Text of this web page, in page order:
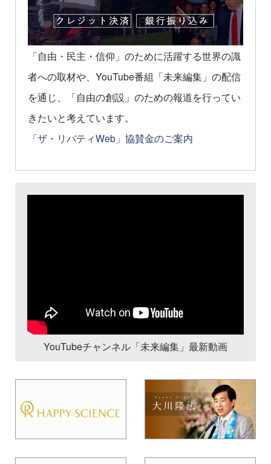
「自由・民主・信仰」のために活躍する世界の識
者への取材や、YouTube番組「未来編集」の配信
を通じ、「自由の創設」のための報道を行ってい
きたいと考えています。
「ザ・リバティWeb」協賛金のご案内
YouTubeチャンネル「未来編集」最新動画